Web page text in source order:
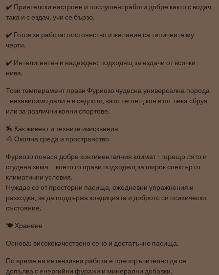
✔️ Приятелски настроен и послушен: работи добре както с водач,
така и с ездач, учи се бързо.
✔️ Готов за работа: постоянство и желание са типичните му
черти.
✔️ Интелигентен и надежден: подходящ за ездачи от всички
нива.
Този темперамент прави Фуриозо чудесна универсална порода
- независимо дали е в седлото, като теглещ кон в по-лека сбруя
или за различни конни спортове.
🏇 Как живеят и техните изисквания
🐴 Околна среда и пространство
Фуриозо понася добре континенталния климат - горещо лято и
студена зима -, което го прави подходящ за широк спектър от
климатични условия.
Нуждае се от просторни пасища, ежедневни упражнения и
разходка, за да поддържа кондицията и доброто си психическо
състояние.
🍽️ Хранене
Основа: висококачествено сено и достатъчно пасища.
По време на интензивна работа е препоръчително да се
допълва с енергийни фуражи и минерални добавки.